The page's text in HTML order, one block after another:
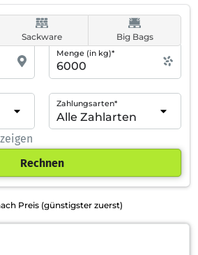
Sackware Big Bags
Menge (in kg)*
Zahlungsarten*
Rechnen
Preis (günstigster zuerst)